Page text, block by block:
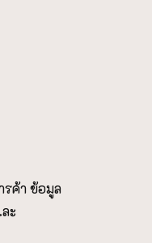
รค้า ข้อมูล
ะ